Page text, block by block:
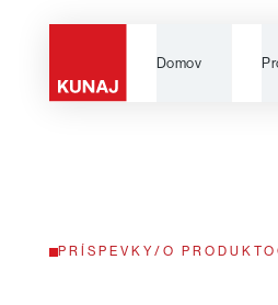
Domov
PRÍSPEVKY / O